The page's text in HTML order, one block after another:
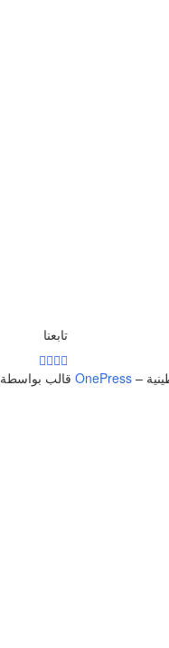
تابعنا
–
OnePress قالب بواسطة FameThemes